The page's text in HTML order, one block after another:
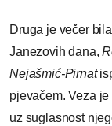
Druga je večer
Janezovih dana,
Nejašmić-Pirnat
pjevačem. Veza
uz suglasnost